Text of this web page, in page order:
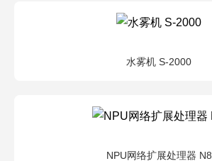
水雾机 S-2000
NPU网络扩展处理器 N8